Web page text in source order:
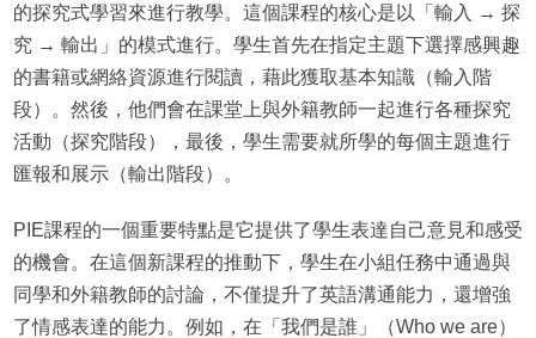
的探究式學習來進行教學。這個課程的核心是以「輸入 → 探
究 → 輸出」的模式進行。學生首先在指定主題下選擇感興趣
的書籍或網絡資源進行閱讀，藉此獲取基本知識（輸入階
段）。然後，他們會在課堂上與外籍教師一起進行各種探究
活動（探究階段），最後，學生需要就所學的每個主題進行
匯報和展示（輸出階段）。
PIE課程的一個重要特點是它提供了學生表達自己意見和感受
的機會。在這個新課程的推動下，學生在小組任務中通過與
同學和外籍教師的討論，不僅提升了英語溝通能力，還增強
了情感表達的能力。例如，在「我們是誰」（Who we are）